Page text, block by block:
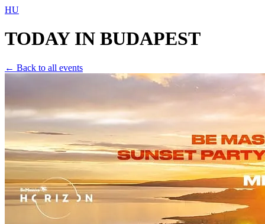
HU
TODAY IN BUDAPEST
← Back to all events